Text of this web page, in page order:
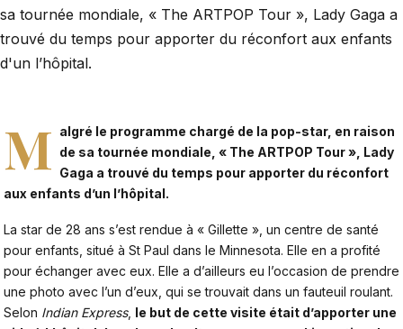
sa tournée mondiale, « The ARTPOP Tour », Lady Gaga a
trouvé du temps pour apporter du réconfort aux enfants
d'un l’hôpital.
M algré le programme chargé de la pop-star, en raison
de sa tournée mondiale, « The ARTPOP Tour », Lady
Gaga a trouvé du temps pour apporter du réconfort
aux enfants d’un l’hôpital.
La star de 28 ans s’est rendue à « Gillette », un centre de santé
pour enfants, situé à St Paul dans le Minnesota. Elle en a profité
pour échanger avec eux. Elle a d’ailleurs eu l’occasion de prendre
une photo avec l’un d’eux, qui se trouvait dans un fauteuil roulant.
Selon Indian Express, le but de cette visite était d’apporter une